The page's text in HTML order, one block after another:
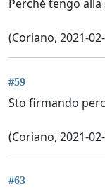
Perché tengo
(Coriano, 2021-
#59
Sto firmando
(Coriano, 2021-
#63